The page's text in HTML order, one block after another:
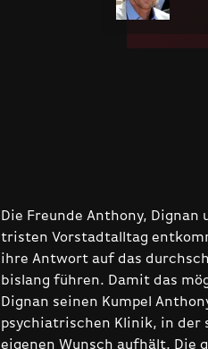
Die Freunde Anthony, Dignan
tristen Vorstadtalltag
ihre Antwort auf das
bislang führen. Damit das
Dignan seinen Kumpel
psychiatrischen Klinik, in der
eigenen Wunsch aufhält. Die